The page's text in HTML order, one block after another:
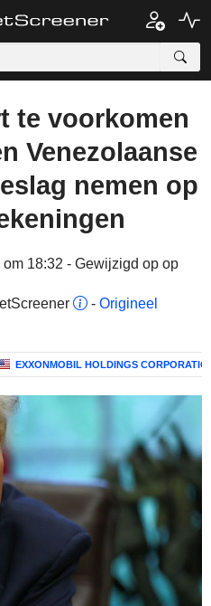
te voorkomen
Venezolaanse
nemen op
18:32 - Gewijzigd op op
- Origineel
EXXONMOBIL HOLDINGS